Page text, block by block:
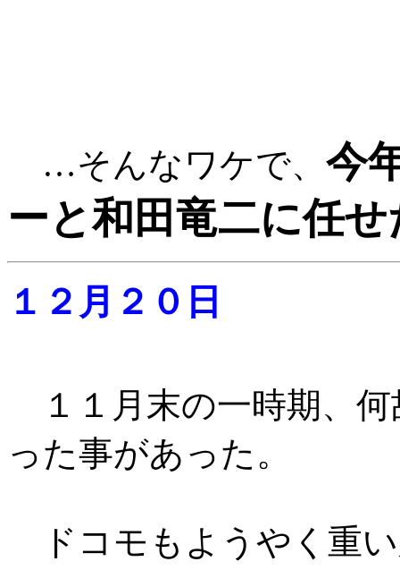
…そんなワケで、 今
ーと和田竜二に任せ
１２月２０日
１１月末の一時期、何
った事があった。
ドコモもようやく重